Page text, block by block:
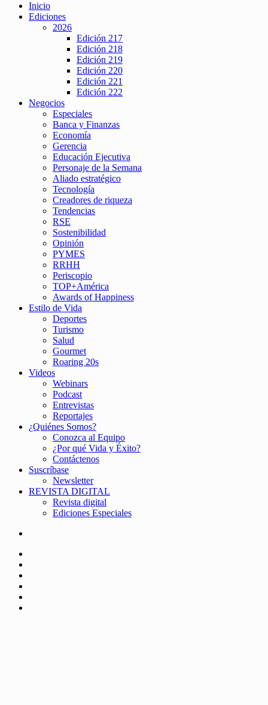
Inicio
Ediciones
2026
Edición 217
Edición 218
Edición 219
Edición 220
Edición 221
Edición 222
Negocios
Especiales
Banca y Finanzas
Economía
Gerencia
Educación Ejecutiva
Personaje de la Semana
Aliado estratégico
Tecnología
Creadores de riqueza
Tendencias
RSE
Sostenibilidad
Opinión
PYMES
RRHH
Periscopio
TOP+América
Awards of Happiness
Estilo de Vida
Deportes
Turismo
Salud
Gourmet
Roaring 20s
Videos
Webinars
Podcast
Entrevistas
Reportajes
¿Quiénes Somos?
Conozca al Equipo
¿Por qué Vida y Éxito?
Contáctenos
Suscríbase
Newsletter
REVISTA DIGITAL
Revista digital
Ediciones Especiales